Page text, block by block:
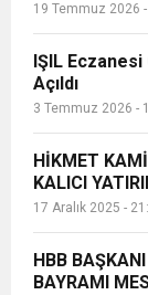
19 Temmuz 2026
IŞIL
Açıldı
3 Temmuz 2026 -
HİKMET
KALICI
17 Aralık 2025 -
HBB
BAYRAMI